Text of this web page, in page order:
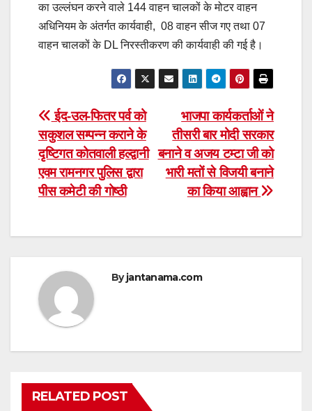
का उल्लंघन करने वाले 144 वाहन चालकों के मोटर वाहन
अधिनियम के अंतर्गत कार्यवाही, 08 वाहन सीज गए तथा 07
वाहन चालकों के DL निरस्तीकरण की कार्यवाही की गई है।
Post
navigation
भाजपा कार्यकर्ताओं ने
तीसरी बार मोदी सरकार
बनाने व अजय टम्टा जी को
भारी मतों से विजयी बनाने
का किया आह्वान
ईद-उल-फितर पर्व को
सकुशल सम्पन्न कराने के
दृष्टिगत कोतवाली हल्द्वानी
एवम रामनगर पुलिस द्वारा
पीस कमेटी की गोष्ठी
Byjantanama.com
RELATED POST